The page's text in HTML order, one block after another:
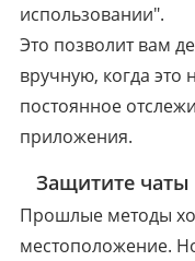
использовании".
Это позволит вам
вручную, когда это
постоянное
приложения.
Защитите чаты
Прошлые методы
местоположение.